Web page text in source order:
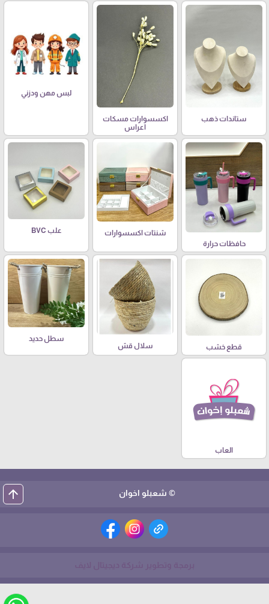
ستاندات ذهب
اكسسوارات مسكات
اعراس
لبس مهن ودزني
حافظات حرارة
شنتات اكسسوارات علب BVC
قطع خشب سلال قش
سطل حديد
العاب
© شعبلو اخوان arrow_upward